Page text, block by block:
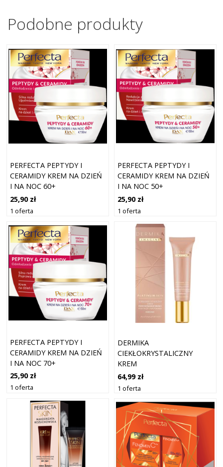
Podobne produkty
PERFECTA PEPTYDY I
CERAMIDY KREM NA DZIEŃ
I NA NOC 60+
25,90 zł
1 oferta
PERFECTA PEPTYDY I
CERAMIDY KREM NA DZIEŃ
I NA NOC 50+
25,90 zł
1 oferta
PERFECTA PEPTYDY I
CERAMIDY KREM NA DZIEŃ
I NA NOC 70+
25,90 zł
1 oferta
DERMIKA
CIEKŁOKRYSTALICZNY
KREM
PRZECIWZMARSZCZKOWY
POD OCZY I NA POWIEKI
PEPTYDY
64,99 zł
1 oferta